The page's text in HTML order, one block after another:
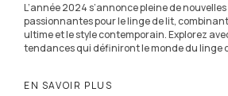
L’année 2024 s’annonce pleine de
passionnantes pour le linge de lit,
ultime et le style contemporain. Explorez
tendances qui définiront le monde du linge
EN SAVOIR PLUS